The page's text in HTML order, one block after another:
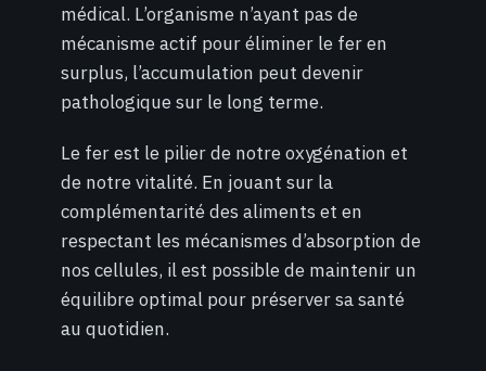
médical. L’organisme n’ayant pas de
mécanisme actif pour éliminer le fer en
surplus, l’accumulation peut devenir
pathologique sur le long terme.
Le fer est le pilier de notre oxygénation et
de notre vitalité. En jouant sur la
complémentarité des aliments et en
respectant les mécanismes d’absorption de
nos cellules, il est possible de maintenir un
équilibre optimal pour préserver sa santé
au quotidien.